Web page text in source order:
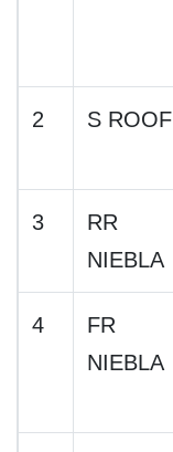
2 S ROOF
3
RR
NIEBLA
4
FR
NIEBLA